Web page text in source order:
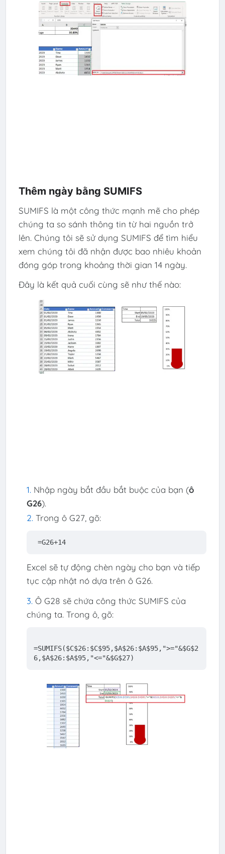
Thêm ngày bằng SUMIFS
SUMIFS là một công thức mạnh mẽ cho phép
chúng ta so sánh thông tin từ hai nguồn trở
lên. Chúng tôi sẽ sử dụng SUMIFS để tìm hiểu
xem chúng tôi đã nhận được bao nhiêu khoản
đóng góp trong khoảng thời gian 14 ngày.
Đây là kết quả cuối cùng sẽ như thế nào:
Nhập ngày bắt đầu bắt buộc của bạn (ô
G26).
Trong ô G27, gõ:
=G26+14
Excel sẽ tự động chèn ngày cho bạn và tiếp
tục cập nhật nó dựa trên ô G26.
Ô G28 sẽ chứa công thức SUMIFS của
chúng ta. Trong ô, gõ:
=SUMIFS($C$26: $C$95,$A$26: $A$95, ">="&$G$2
6,$A$26: $A$95, "<="&$G$27)